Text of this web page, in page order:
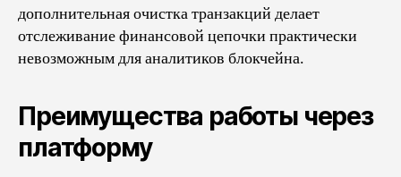
дополнительная очистка транзакций делает
отслеживание финансовой цепочки практически
невозможным для аналитиков блокчейна.
Преимущества работы через
платформу